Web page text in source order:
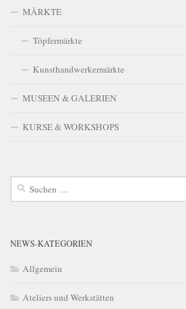
MÄRKTE
Töpfermärkte
Kunsthandwerkermärkte
MUSEEN & GALERIEN
KURSE & WORKSHOPS
Suchen
NEWS-KATEGORIEN
Allgemein
Ateliers und Werkstätten